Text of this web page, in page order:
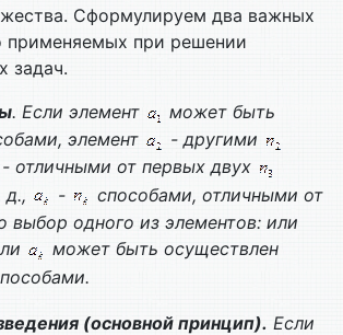
Сформулируем два важных
применяемых при решении
задач.
. Если элемент
может быть
элемент
- другими
- отличными от первых двух
д.,
-
способами, отличными от
выбор одного из элементов: или
может быть осуществлен
(основной принцип). Если